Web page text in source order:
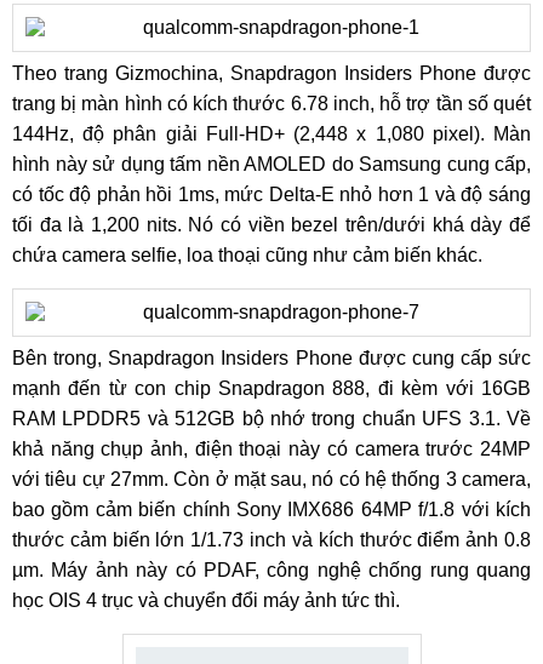
Theo trang Gizmochina, Snapdragon Insiders Phone được
trang bị màn hình có kích thước 6.78 inch, hỗ trợ tần số quét
144Hz, độ phân giải Full-HD+ (2,448 x 1,080 pixel). Màn
hình này sử dụng tấm nền AMOLED do Samsung cung cấp,
có tốc độ phản hồi 1ms, mức Delta-E nhỏ hơn 1 và độ sáng
tối đa là 1,200 nits. Nó có viền bezel trên/dưới khá dày để
chứa camera selfie, loa thoại cũng như cảm biến khác.
Bên trong, Snapdragon Insiders Phone được cung cấp sức
mạnh đến từ con chip Snapdragon 888, đi kèm với 16GB
RAM LPDDR5 và 512GB bộ nhớ trong chuẩn UFS 3.1. Về
khả năng chụp ảnh, điện thoại này có camera trước 24MP
với tiêu cự 27mm. Còn ở mặt sau, nó có hệ thống 3 camera,
bao gồm cảm biến chính Sony IMX686 64MP f/1.8 với kích
thước cảm biến lớn 1/1.73 inch và kích thước điểm ảnh 0.8
µm. Máy ảnh này có PDAF, công nghệ chống rung quang
học OIS 4 trục và chuyển đổi máy ảnh tức thì.